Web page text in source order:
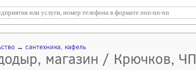
→ сантехника, кафель
магазин / Крючков, ЧП